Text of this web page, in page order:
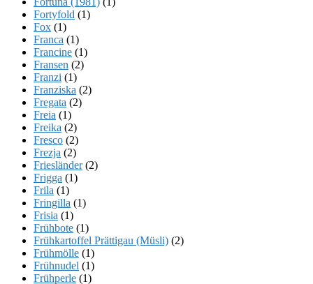
Fortyfold (1)
Fox (1)
Franca (1)
Francine (1)
Fransen (2)
Franzi (1)
Franziska (2)
Fregata (2)
Freia (1)
Freika (2)
Fresco (2)
Frezja (2)
Friesländer(2)
Frigga (1)
Frila (1)
Fringilla (1)
Frisia (1)
Frühbote (1)
Frühkartoffel Prättigau (Müsli) (2)
Frühmölle (1)
Frühnudel (1)
Frühperle (1)